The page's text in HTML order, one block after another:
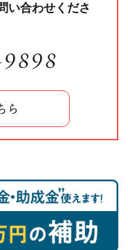
い合わせくださ
ら